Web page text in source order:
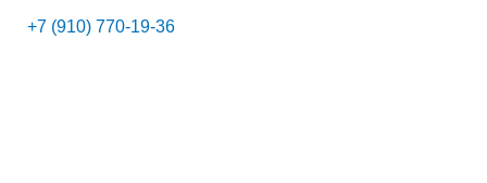
+7 (910) 770-19-36